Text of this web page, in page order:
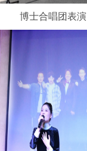
博士合唱团表演